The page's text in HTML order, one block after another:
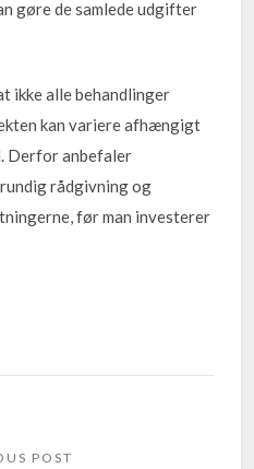
gøre de samlede udgifter
ikke alle behandlinger
kan variere afhængigt
Derfor anbefaler
rådgivning og
før man investerer